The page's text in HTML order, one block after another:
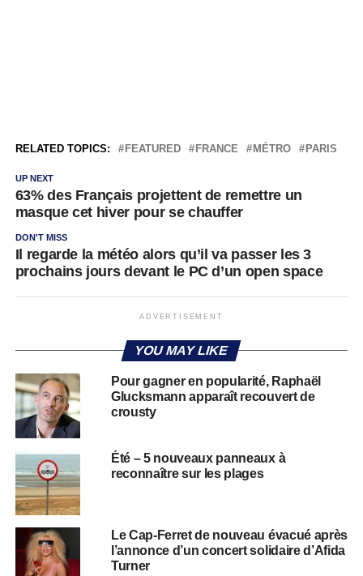
RELATED TOPICS: FEATURED FRANCE MÉTRO PARIS
UP NEXT
63% des Français projettent de remettre un
masque cet hiver pour se chauffer
DON'T MISS
Il regarde la météo alors qu’il va passer les 3
prochains jours devant le PC d’un open space
ADVERTISEMENT
YOU MAY LIKE
Pour gagner en popularité, Raphaël
Glucksmann apparaît recouvert de
crousty
Été – 5 nouveaux panneaux à
reconnaître sur les plages
Le Cap-Ferret de nouveau évacué après
l’annonce d’un concert solidaire d’Afida
Turner